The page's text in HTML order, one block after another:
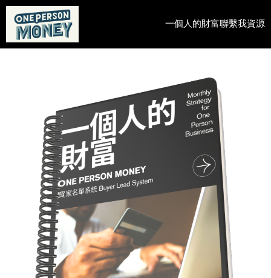
Skip
content
一個人的財富聯繫我資源